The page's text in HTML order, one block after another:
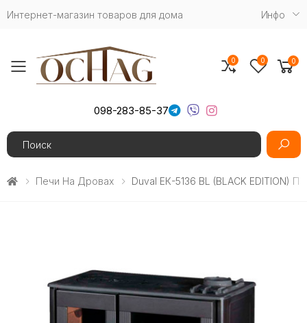
Интернет-магазин товаров для дома Инфо
Toggle mobile menu
098-283-85-37
Search
0 0 0
Печи На Дровах Duval EК-5136 BL (BLACK EDITION)